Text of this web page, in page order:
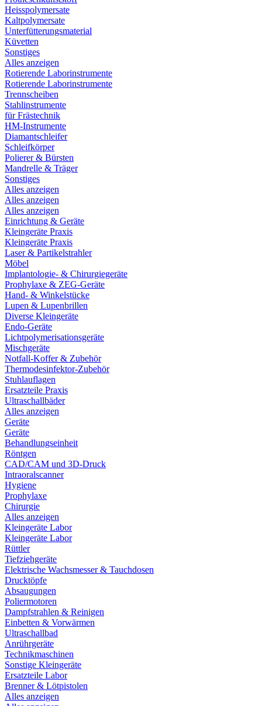
Heisspolymersate
Kaltpolymersate
Unterfütterungsmaterial
Küvetten
Sonstiges
Alles anzeigen
Rotierende Laborinstrumente
Rotierende Laborinstrumente
Trennscheiben
Stahlinstrumente
für Frästechnik
HM-Instrumente
Diamantschleifer
Schleifkörper
Polierer & Bürsten
Mandrelle & Träger
Sonstiges
Alles anzeigen
Alles anzeigen
Alles anzeigen
Einrichtung & Geräte
Kleingeräte Praxis
Kleingeräte Praxis
Laser & Partikelstrahler
Möbel
Implantologie- & Chirurgiegeräte
Prophylaxe & ZEG-Geräte
Hand- & Winkelstücke
Lupen & Lupenbrillen
Diverse Kleingeräte
Endo-Geräte
Lichtpolymerisationsgeräte
Mischgeräte
Notfall-Koffer & Zubehör
Thermodesinfektor-Zubehör
Stuhlauflagen
Ersatzteile Praxis
Ultraschallbäder
Alles anzeigen
Geräte
Geräte
Behandlungseinheit
Röntgen
CAD/CAM und 3D-Druck
Intraoralscanner
Hygiene
Prophylaxe
Chirurgie
Alles anzeigen
Kleingeräte Labor
Kleingeräte Labor
Rüttler
Tiefziehgeräte
Elektrische Wachsmesser & Tauchdosen
Drucktöpfe
Absaugungen
Poliermotoren
Dampfstrahlen & Reinigen
Einbetten & Vorwärmen
Ultraschallbad
Anrührgeräte
Technikmaschinen
Sonstige Kleingeräte
Ersatzteile Labor
Brenner & Lötpistolen
Alles anzeigen